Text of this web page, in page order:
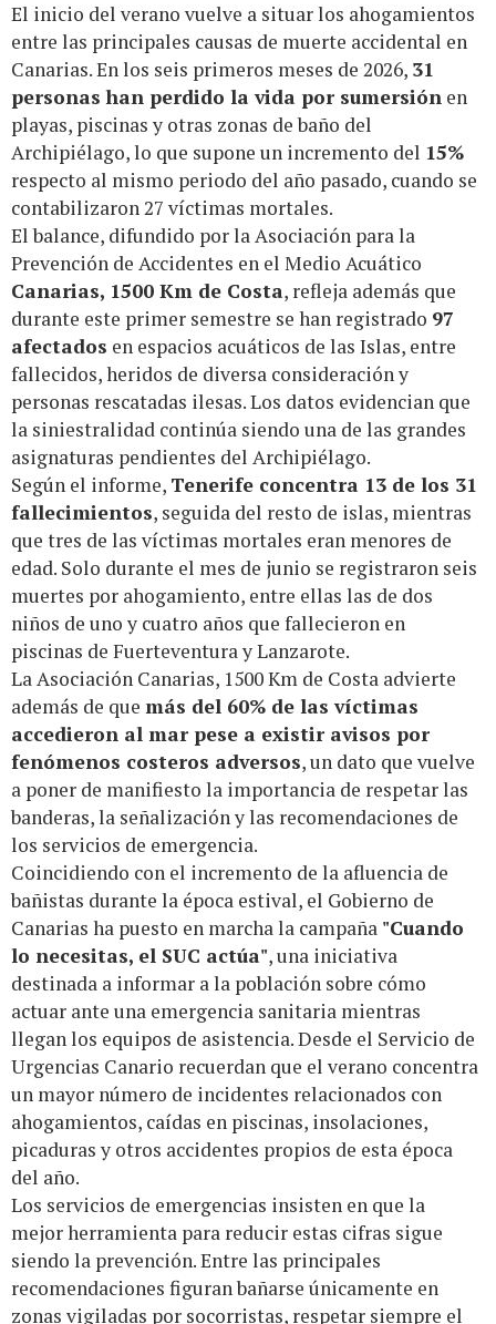
El inicio del verano vuelve a situar los ahogamientos
entre las principales causas de muerte accidental en
Canarias. En los seis primeros meses de 2026, 31
personas han perdido la vida por sumersión en
playas, piscinas y otras zonas de baño del
Archipiélago, lo que supone un incremento del 15%
respecto al mismo periodo del año pasado, cuando se
contabilizaron 27 víctimas mortales.
El balance, difundido por la Asociación para la
Prevención de Accidentes en el Medio Acuático
Canarias, 1500 Km de Costa, refleja además que
durante este primer semestre se han registrado 97
afectados en espacios acuáticos de las Islas, entre
fallecidos, heridos de diversa consideración y
personas rescatadas ilesas. Los datos evidencian que
la siniestralidad continúa siendo una de las grandes
asignaturas pendientes del Archipiélago.
Según el informe, Tenerife concentra 13 de los 31
fallecimientos, seguida del resto de islas, mientras
que tres de las víctimas mortales eran menores de
edad. Solo durante el mes de junio se registraron seis
muertes por ahogamiento, entre ellas las de dos
niños de uno y cuatro años que fallecieron en
piscinas de Fuerteventura y Lanzarote.
La Asociación Canarias, 1500 Km de Costa advierte
además de que más del 60% de las víctimas
accedieron al mar pese a existir avisos por
fenómenos costeros adversos, un dato que vuelve
a poner de manifiesto la importancia de respetar las
banderas, la señalización y las recomendaciones de
los servicios de emergencia.
Coincidiendo con el incremento de la afluencia de
bañistas durante la época estival, el Gobierno de
Canarias ha puesto en marcha la campaña "Cuando
lo necesitas, el SUC actúa", una iniciativa
destinada a informar a la población sobre cómo
actuar ante una emergencia sanitaria mientras
llegan los equipos de asistencia. Desde el Servicio de
Urgencias Canario recuerdan que el verano concentra
un mayor número de incidentes relacionados con
ahogamientos, caídas en piscinas, insolaciones,
picaduras y otros accidentes propios de esta época
del año.
Los servicios de emergencias insisten en que la
mejor herramienta para reducir estas cifras sigue
siendo la prevención. Entre las principales
recomendaciones figuran bañarse únicamente en
zonas vigiladas por socorristas, respetar siempre el